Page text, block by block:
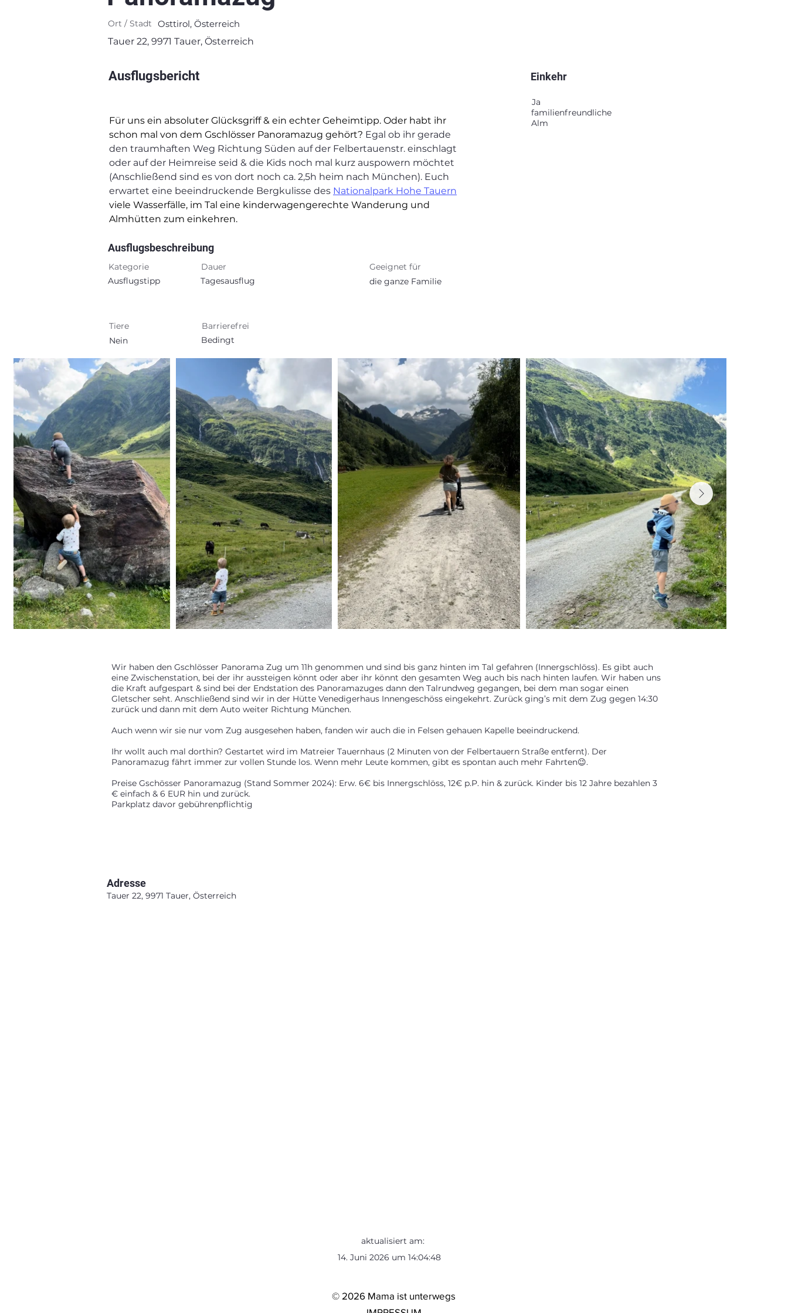
Ort / Stadt
Osttirol, Österreich
Tauer 22, 9971 Tauer, Österreich
Ausflugsbericht Einkehr
Ja
familienfreundliche
Alm
Für uns ein absoluter Glücksgriff & ein echter Geheimtipp. Oder habt ihr
schon mal von dem Gschlösser Panoramazug gehört? Egal ob ihr gerade
den traumhaften Weg Richtung Süden auf der Felbertauenstr. einschlagt
oder auf der Heimreise seid & die Kids noch mal kurz auspowern möchtet
(Anschließend sind es von dort noch ca. 2,5h heim nach München). Euch
erwartet eine beeindruckende Bergkulisse des Nationalpark Hohe Tauern
viele Wasserfälle, im Tal eine kinderwagengerechte Wanderung und
Almhütten zum einkehren.
Ausflugsbeschreibung
Kategorie
Dauer
Ausflugstipp
Tagesausflug
Geeignet für
die ganze Familie
Tiere
Barrierefrei
Nein
Bedingt
Adresse
Tauer 22, 9971 Tauer, Österreich
Wir haben den Gschlösser Panorama Zug um 11h genommen und sind bis ganz hinten im Tal gefahren (Innergschlöss). Es gibt auch
eine Zwischenstation, bei der ihr aussteigen könnt oder aber ihr könnt den gesamten Weg auch bis nach hinten laufen. Wir haben uns
die Kraft aufgespart & sind bei der Endstation des Panoramazuges dann den Talrundweg gegangen, bei dem man sogar einen
Gletscher seht. Anschließend sind wir in der Hütte Venedigerhaus Innengeschöss eingekehrt. Zurück ging’s mit dem Zug gegen 14:30
zurück und dann mit dem Auto weiter Richtung München.
Auch wenn wir sie nur vom Zug ausgesehen haben, fanden wir auch die in Felsen gehauen Kapelle beeindruckend.
Ihr wollt auch mal dorthin? Gestartet wird im Matreier Tauernhaus (2 Minuten von der Felbertauern Straße entfernt). Der
Panoramazug fährt immer zur vollen Stunde los. Wenn mehr Leute kommen, gibt es spontan auch mehr Fahrten😉.
Preise Gschösser Panoramazug (Stand Sommer 2024): Erw. 6€ bis Innergschlöss, 12€ p.P. hin & zurück. Kinder bis 12 Jahre bezahlen 3
€ einfach & 6 EUR hin und zurück.
Parkplatz davor gebührenpflichtig
aktualisiert am:
14. Juni 2026 um 14:04:48
© 2026 Mama ist unterwegs